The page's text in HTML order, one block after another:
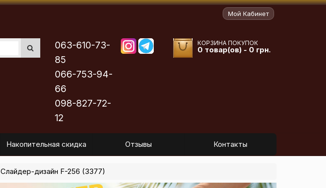
Мой Кабинет
063-610-73-
85
066-753-94-
66
098-827-72-
12
КОРЗИНА ПОКУПОК
0 товар(ов) - 0 грн.
Накопительная скидка Отзывы Контакты
Слайдер-дизайн F-256 (3377)